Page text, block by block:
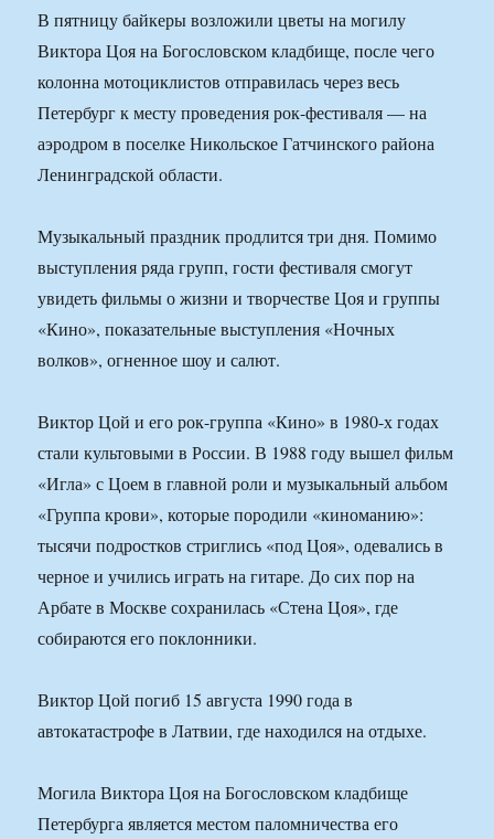
В пятницу байкеры возложили цветы на могилу
Виктора Цоя на Богословском кладбище, после чего
колонна мотоциклистов отправилась через весь
Петербург к месту проведения рок-фестиваля — на
аэродром в поселке Никольское Гатчинского района
Ленинградской области.
Музыкальный праздник продлится три дня. Помимо
выступления ряда групп, гости фестиваля смогут
увидеть фильмы о жизни и творчестве Цоя и группы
«Кино», показательные выступления «Ночных
волков», огненное шоу и салют.
Виктор Цой и его рок-группа «Кино» в 1980-х годах
стали культовыми в России. В 1988 году вышел фильм
«Игла» с Цоем в главной роли и музыкальный альбом
«Группа крови», которые породили «киноманию»:
тысячи подростков стриглись «под Цоя», одевались в
черное и учились играть на гитаре. До сих пор на
Арбате в Москве сохранилась «Стена Цоя», где
собираются его поклонники.
Виктор Цой погиб 15 августа 1990 года в
автокатастрофе в Латвии, где находился на отдыхе.
Могила Виктора Цоя на Богословском кладбище
Петербурга является местом паломничества его